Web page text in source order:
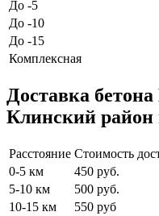
До -5
До -10
До -15
Комплексная
Доставка
Клинский район
Расстояние Стоимость
0-5 км
450 руб.
5-10 км
500 руб.
10-15 км
550 руб